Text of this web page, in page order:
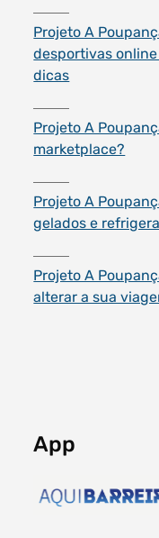
Projeto A
desportivas
dicas
Projeto A
marketplace?
Projeto A
gelados e
Projeto A
alterar a sua
App